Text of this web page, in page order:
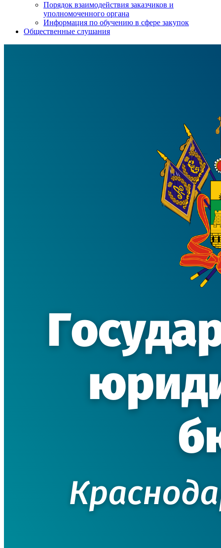
Порядок взаимодействия заказчиков и
уполномоченного органа
Информация по обучению в сфере закупок
Общественные слушания